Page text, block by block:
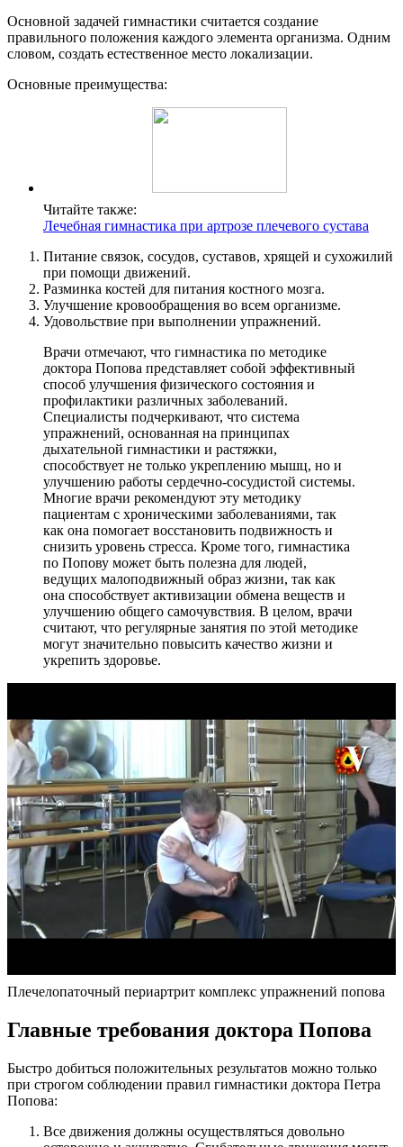
Основной задачей гимнастики считается создание
правильного положения каждого элемента организма. Одним
словом, создать естественное место локализации.
Основные преимущества:
Читайте также:
Лечебная гимнастика при артрозе плечевого сустава
Питание связок, сосудов, суставов, хрящей и сухожилий
при помощи движений.
Разминка костей для питания костного мозга.
Улучшение кровообращения во всем организме.
Удовольствие при выполнении упражнений.
Врачи отмечают, что гимнастика по методике
доктора Попова представляет собой эффективный
способ улучшения физического состояния и
профилактики различных заболеваний.
Специалисты подчеркивают, что система
упражнений, основанная на принципах
дыхательной гимнастики и растяжки,
способствует не только укреплению мышц, но и
улучшению работы сердечно-сосудистой системы.
Многие врачи рекомендуют эту методику
пациентам с хроническими заболеваниями, так
как она помогает восстановить подвижность и
снизить уровень стресса. Кроме того, гимнастика
по Попову может быть полезна для людей,
ведущих малоподвижный образ жизни, так как
она способствует активизации обмена веществ и
улучшению общего самочувствия. В целом, врачи
считают, что регулярные занятия по этой методике
могут значительно повысить качество жизни и
укрепить здоровье.
Плечелопаточный периартрит комплекс упражнений попова
Главные требования доктора Попова
Быстро добиться положительных результатов можно только
при строгом соблюдении правил гимнастики доктора Петра
Попова:
Все движения должны осуществляться довольно